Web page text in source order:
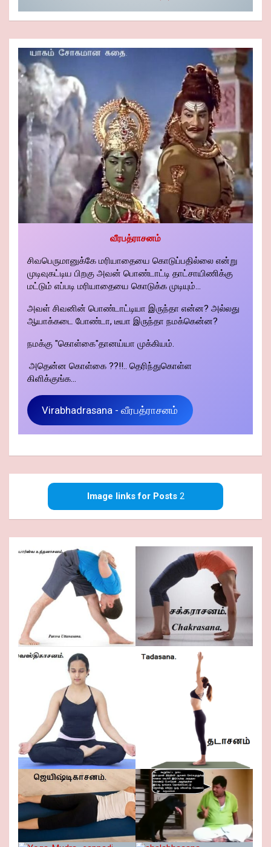
வீரபத்ராசனம்
சிவபெருமானுக்கே மரியாதையை கொடுப்பதில்லை என்று
முடிவுகட்டிய பிறகு அவன் பொண்டாட்டி தாட்சாயிணிக்கு
மட்டும் எப்படி மரியாதையை கொடுக்க முடியும்...
அவள் சிவனின் பொண்டாட்டியா இருந்தா என்ன? அல்லது
ஆயாக்கடை போண்டா, டீயா இருந்தா நமக்கென்ன?
நமக்கு "கொள்கை"தானய்யா முக்கியம்.
அதென்ன கொள்கை ??!!.. தெரிந்துகொள்ள
கிளிக்குங்க...
Virabhadrasana - வீரபத்ராசனம்
Image links for Posts2